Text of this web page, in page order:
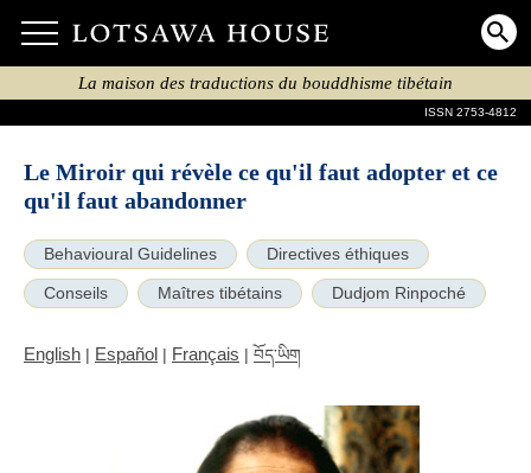
La maison des traductions du bouddhisme tibétain
ISSN 2753-4812
Le Miroir qui révèle ce qu'il faut adopter et ce
qu'il faut abandonner
Behavioural Guidelines Directives éthiques
Conseils Maîtres tibétains Dudjom Rinpoché
English | Español | Français | བོད་ཡིག